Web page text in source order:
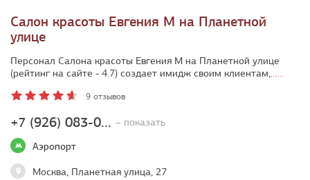
Салон красоты Евгения М на Планетной
улице
+7 (926) 083-0... – показать
Аэропорт
Москва, Планетная улица, 27
Персонал Салона красоты Евгения М на Планетной улице
(рейтинг на сайте - 4.7) создает имидж своим клиентам,…...
9 отзывов